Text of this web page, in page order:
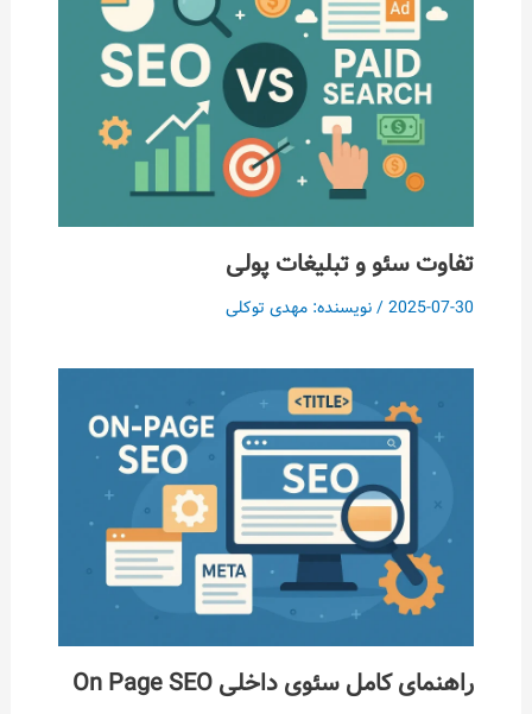
تفاوت سئو و تبلیغات پولی
2025-07-30/ نویسنده: مهدی توکلی
راهنمای کامل سئوی داخلی On Page SEO